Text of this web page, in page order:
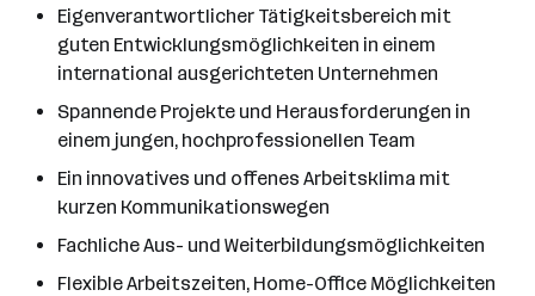
Eigenverantwortlicher Tätigkeitsbereich mit
guten Entwicklungsmöglichkeiten in einem
international ausgerichteten Unternehmen
Spannende Projekte und Herausforderungen in
einem jungen, hochprofessionellen Team
Ein innovatives und offenes Arbeitsklima mit
kurzen Kommunikationswegen
Fachliche Aus- und Weiterbildungsmöglichkeiten
Flexible Arbeitszeiten, Home-Office Möglichkeiten